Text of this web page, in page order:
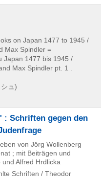
on Japan 1477 to 1945 /
Max Spindler =
Japan 1477 bis 1945 /
Max Spindler pt. 1 .
ュ)
Schriften gegen den
von Jörg Wollenberg
; mit Beiträgen und
Alfred Hrdlicka
Schriften / Theodor